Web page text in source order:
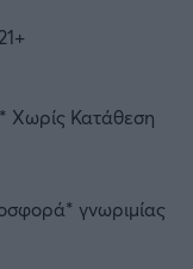
γνωριμίας
Κατάθεση